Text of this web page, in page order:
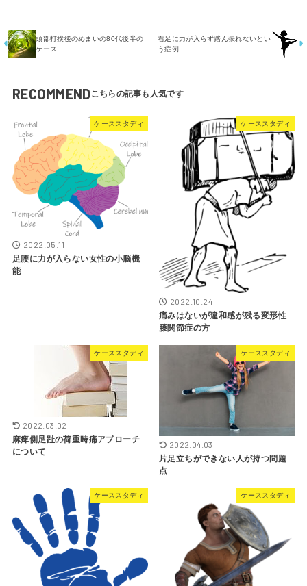
頭部打撲後のめまいの80代後半の
ケース
右足に力が入らず踏ん張れないとい
う症例
RECOMMEND
ケーススタディ
2022.05.11
足腰に力が入らない女性の小脳機
能
ケーススタディ
2022.10.24
痛みはないが違和感が残る変形性
膝関節症の方
ケーススタディ
2022.03.02
麻痺側足趾の荷重時痛アプローチ
について
ケーススタディ
2022.04.03
片足立ちができない人が持つ問題
点
ケーススタディ ケーススタディ